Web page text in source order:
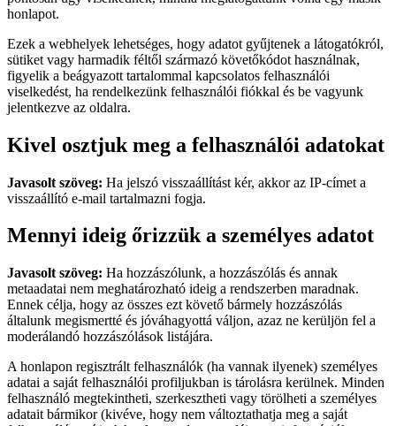
honlapot.
Ezek a webhelyek lehetséges, hogy adatot gyűjtenek a látogatókról,
sütiket vagy harmadik féltől származó követőkódot használnak,
figyelik a beágyazott tartalommal kapcsolatos felhasználói
viselkedést, ha rendelkezünk felhasználói fiókkal és be vagyunk
jelentkezve az oldalra.
Kivel osztjuk meg a felhasználói adatokat
Javasolt szöveg: Ha jelszó visszaállítást kér, akkor az IP-címet a
visszaállító e-mail tartalmazni fogja.
Mennyi ideig őrizzük a személyes adatot
Javasolt szöveg: Ha hozzászólunk, a hozzászólás és annak
metaadatai nem meghatározható ideig a rendszerben maradnak.
Ennek célja, hogy az összes ezt követő bármely hozzászólás
általunk megismertté és jóváhagyottá váljon, azaz ne kerüljön fel a
moderálandó hozzászólások listájára.
A honlapon regisztrált felhasználók (ha vannak ilyenek) személyes
adatai a saját felhasználói profiljukban is tárolásra kerülnek. Minden
felhasználó megtekintheti, szerkesztheti vagy törölheti a személyes
adatait bármikor (kivéve, hogy nem változtathatja meg a saját